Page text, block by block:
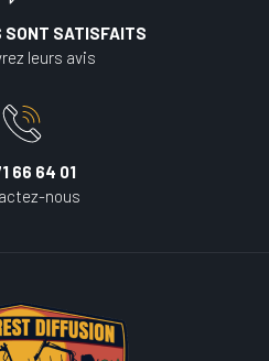
SONT SATISFAITS
leurs avis
66 64 01
nous